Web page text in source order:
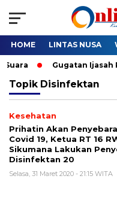
HOME LINTAS NUSA
Gugatan Ijasah Paket C
Topik Disinfektan
Kesehatan
Prihatin Akan
Covid 19, Ketua RT 16
Sikumana Lakukan
Disinfektan 20
Selasa, 31 Maret 2020 - 21:15 WITA